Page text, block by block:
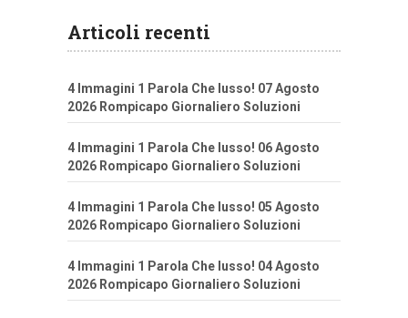
Articoli recenti
4 Immagini 1 Parola Che lusso! 07 Agosto
2026 Rompicapo Giornaliero Soluzioni
4 Immagini 1 Parola Che lusso! 06 Agosto
2026 Rompicapo Giornaliero Soluzioni
4 Immagini 1 Parola Che lusso! 05 Agosto
2026 Rompicapo Giornaliero Soluzioni
4 Immagini 1 Parola Che lusso! 04 Agosto
2026 Rompicapo Giornaliero Soluzioni